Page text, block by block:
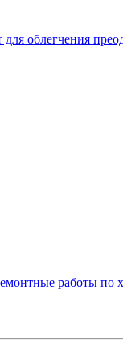
облегчения
работы